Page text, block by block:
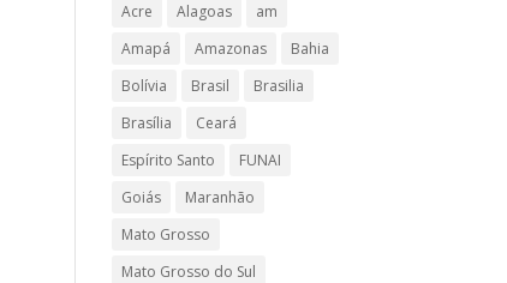
Acre Alagoas
am
Amapá
Amazonas
Bahia
Bolívia
Brasil
Brasilia
Brasília
Ceará
Espírito Santo
FUNAI
Goiás
Maranhão
Mato Grosso
Mato Grosso do Sul